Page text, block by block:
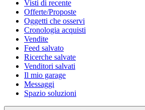
Visti di recente
Offerte/Proposte
Oggetti che osservi
Cronologia acquisti
Vendite
Feed salvato
Ricerche salvate
Venditori salvati
Il mio garage
Messaggi
Spazio soluzioni